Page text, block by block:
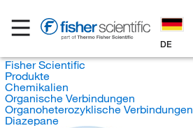
DE
Fisher Scientific
Produkte
Chemikalien
Organische Verbindungen
Organoheterozyklische Verbindungen
Diazepane